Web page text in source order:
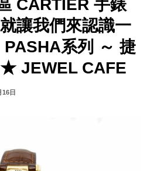
CARTIER 手錶
讓我們來認識一
系列 ～ 捷
JEWEL CAFE
16日